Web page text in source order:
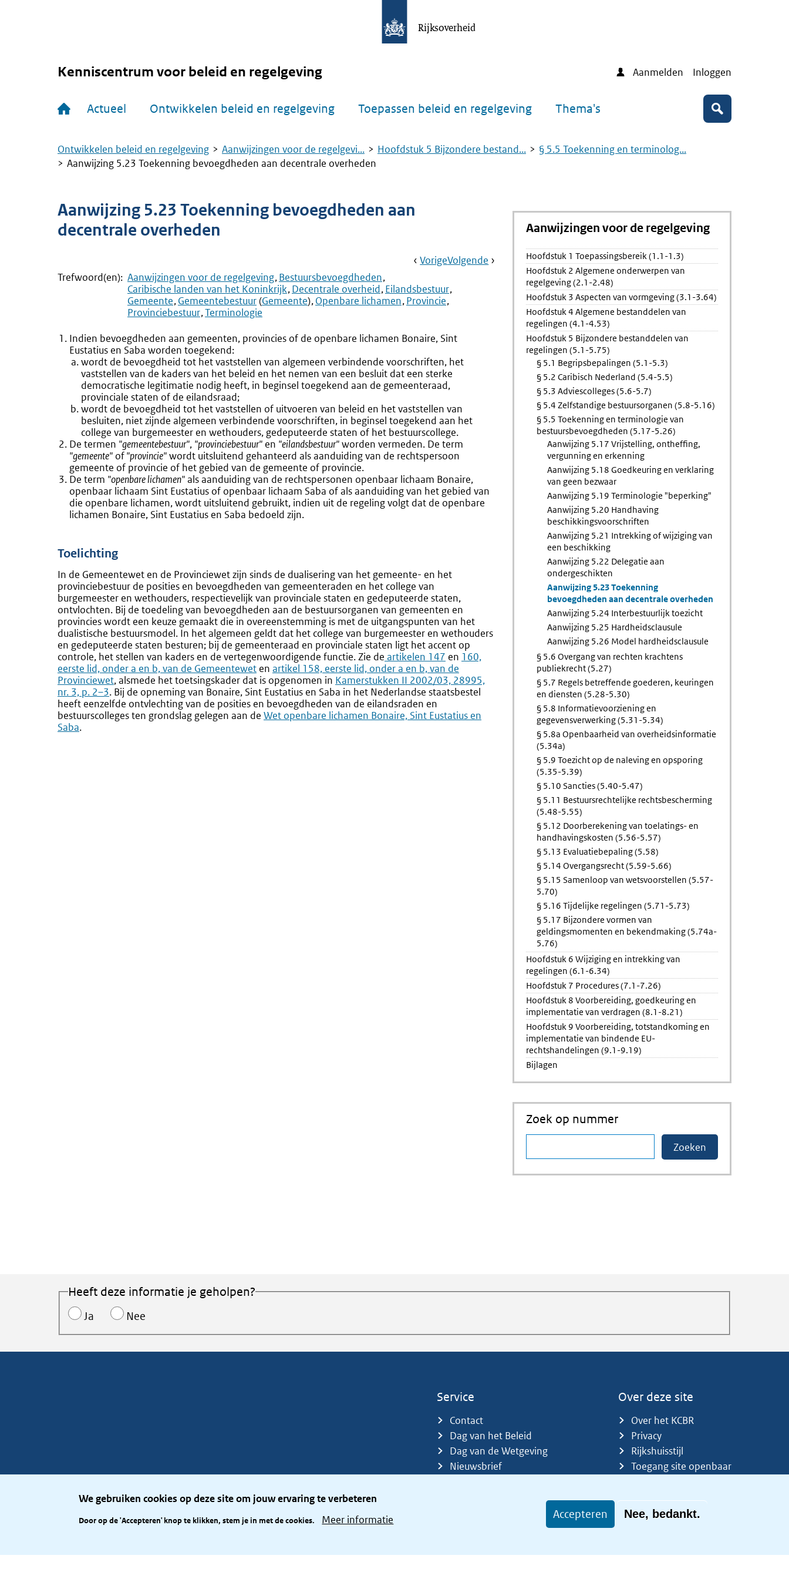
We gebruiken cookies op deze site om jouw ervaring te verbeteren
Door op de 'Accepteren' knop te klikken, stem je in met de cookies. Meer informatie Accepteren Nee, bedankt.
Rijksoverheid
Kenniscentrum voor beleid en regelgeving Aanmelden Inloggen
Actueel Ontwikkelen beleid en regelgeving Toepassen beleid en regelgeving Thema's Zoeken
Kruimelpad
Ontwikkelen beleid en regelgeving Aanwijzingen voor de regelgevi... Hoofdstuk 5 Bijzondere bestand...
§ 5.5 Toekenning en terminolog...
Aanwijzing 5.23 Toekenning bevoegdheden aan decentrale overheden
Aanwijzing 5.23 Toekenning bevoegdheden aan
decentrale overheden
Book
Ga
VorigePagina:
Delegatie
Aan
Ga
Volgende Pagina:
Aanwijzing
Interbestuurlijk
Trefwoord(en): Aanwijzingen voor de regelgeving Bestuursbevoegdheden
Caribische landen van het Koninkrijk Decentrale overheid Eilandsbestuur
Gemeente Gemeentebestuur(Gemeente) Openbare lichamen Provincie
Provinciebestuur Terminologie
Indien bevoegdheden aan gemeenten, provincies of de openbare lichamen Bonaire, Sint
Eustatius en Saba worden toegekend:
wordt de bevoegdheid tot het vaststellen van algemeen verbindende voorschriften, het
vaststellen van de kaders van het beleid en het nemen van een besluit dat een sterke
democratische legitimatie nodig heeft, in beginsel toegekend aan de gemeenteraad,
provinciale staten of de eilandsraad;
wordt de bevoegdheid tot het vaststellen of uitvoeren van beleid en het vaststellen van
besluiten, niet zijnde algemeen verbindende voorschriften, in beginsel toegekend aan het
college van burgemeester en wethouders, gedeputeerde staten of het bestuurscollege.
De termen "gemeentebestuur", "provinciebestuur" en "eilandsbestuur"worden vermeden. De term
"gemeente" of"provincie"wordt uitsluitend gehanteerd als aanduiding van de rechtspersoon
gemeente of provincie of het gebied van de gemeente of provincie.
De term "openbare lichamen"als aanduiding van de rechtspersonen openbaar lichaam Bonaire,
openbaar lichaam Sint Eustatius of openbaar lichaam Saba of als aanduiding van het gebied van
die openbare lichamen, wordt uitsluitend gebruikt, indien uit de regeling volgt dat de openbare
lichamen Bonaire, Sint Eustatius en Saba bedoeld zijn.
Toelichting
In de Gemeentewet en de Provinciewet zijn sinds de dualisering van het gemeente- en het
provinciebestuur de posities en bevoegdheden van gemeenteraden en het college van
burgemeester en wethouders, respectievelijk van provinciale staten en gedeputeerde staten,
ontvlochten. Bij de toedeling van bevoegdheden aan de bestuursorganen van gemeenten en
provincies wordt een keuze gemaakt die in overeenstemming is met de uitgangspunten van het
dualistische bestuursmodel. In het algemeen geldt dat het college van burgemeester en wethouders
en gedeputeerde staten besturen; bij de gemeenteraad en provinciale staten ligt het accent op
controle, het stellen van kaders en de vertegenwoordigende functie. Zie de Externe
link:
artikelen 147 en Externe
160,
eerste lid, onder a en b, van de Gemeentewet en Externe
link:
artikel 158, eerste lid, onder a en b, van de
Provinciewet, alsmede het toetsingskader dat is opgenomen in Externe
link:
Kamerstukken II 2002/03, 28995,
nr. 3, p. 2–3. Bij de opneming van Bonaire, Sint Eustatius en Saba in het Nederlandse staatsbestel
heeft eenzelfde ontvlechting van de posities en bevoegdheden van de eilandsraden en
bestuurscolleges ten grondslag gelegen aan de Externe
Wet openbare lichamen Bonaire, Sint Eustatius en
Saba.
Aanwijzingen voor de regelgeving
Hoofdstuk 1 Toepassingsbereik (1.1-1.3)
Hoofdstuk 2 Algemene onderwerpen van
regelgeving (2.1-2.48)
Hoofdstuk 3 Aspecten van vormgeving (3.1-3.64)
Hoofdstuk 4 Algemene bestanddelen van
regelingen (4.1-4.53)
Hoofdstuk 5 Bijzondere bestanddelen van
regelingen (5.1-5.75)
§ 5.1 Begripsbepalingen (5.1-5.3)
§ 5.2 Caribisch Nederland (5.4-5.5)
§ 5.3 Adviescolleges (5.6-5.7)
§ 5.4 Zelfstandige bestuursorganen (5.8-5.16)
§ 5.5 Toekenning en terminologie van
bestuursbevoegdheden (5.17-5.26)
Aanwijzing 5.17 Vrijstelling, ontheffing,
vergunning en erkenning
Aanwijzing 5.18 Goedkeuring en verklaring
van geen bezwaar
Aanwijzing 5.19 Terminologie "beperking"
Aanwijzing 5.20 Handhaving
beschikkingsvoorschriften
Aanwijzing 5.21 Intrekking of wijziging van
een beschikking
Aanwijzing 5.22 Delegatie aan
ondergeschikten
Aanwijzing 5.23 Toekenning
bevoegdheden aan decentrale overheden
Aanwijzing 5.24 Interbestuurlijk toezicht
Aanwijzing 5.25 Hardheidsclausule
Aanwijzing 5.26 Model hardheidsclausule
§ 5.6 Overgang van rechten krachtens
publiekrecht (5.27)
§ 5.7 Regels betreffende goederen, keuringen
en diensten (5.28-5.30)
§ 5.8 Informatievoorziening en
gegevensverwerking (5.31-5.34)
§ 5.8a Openbaarheid van overheidsinformatie
(5.34a)
§ 5.9 Toezicht op de naleving en opsporing
(5.35-5.39)
§ 5.10 Sancties (5.40-5.47)
§ 5.11 Bestuursrechtelijke rechtsbescherming
(5.48-5.55)
§ 5.12 Doorberekening van toelatings- en
handhavingskosten (5.56-5.57)
§ 5.13 Evaluatiebepaling (5.58)
§ 5.14 Overgangsrecht (5.59-5.66)
§ 5.15 Samenloop van wetsvoorstellen (5.57-
5.70)
§ 5.16 Tijdelijke regelingen (5.71-5.73)
§ 5.17 Bijzondere vormen van
geldingsmomenten en bekendmaking (5.74a-
5.76)
Hoofdstuk 6 Wijziging en intrekking van
regelingen (6.1-6.34)
Hoofdstuk 7 Procedures (7.1-7.26)
Hoofdstuk 8 Voorbereiding, goedkeuring en
implementatie van verdragen (8.1-8.21)
Hoofdstuk 9 Voorbereiding, totstandkoming en
implementatie van bindende EU-
rechtshandelingen (9.1-9.19)
Bijlagen
Zoek op nummer
Heeft deze informatie je geholpen?
Ja Nee
Service
Contact
Dag van het Beleid
Dag van de Wetgeving
Nieuwsbrief
Over deze site
Over het KCBR
Privacy
Rijkshuisstijl
Toegang site openbaar